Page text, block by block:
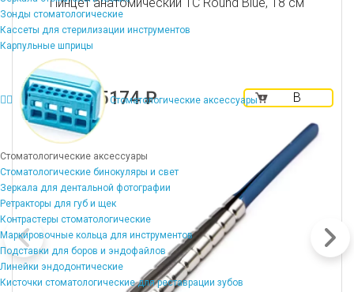
Зонды стоматологические
Кассеты для стерилизации инструментов
Карпульные шприцы
Стоматологические аксессуары
Стоматологические аксессуары
Стоматологические бинокуляры и свет
Зеркала для дентальной фотографии
Ретракторы для губ и щек
Контрастеры стоматологические
Маркировочные кольца для инструментов
Подставки для боров и эндофайлов
Линейки эндодонтические
Кисточки стоматологические для реставрации зубов
5174 ₽
В